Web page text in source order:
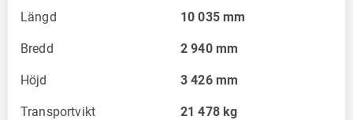
Längd 10 035 mm
Bredd 2 940 mm
Höjd 3 426 mm
Transportvikt 21 478 kg